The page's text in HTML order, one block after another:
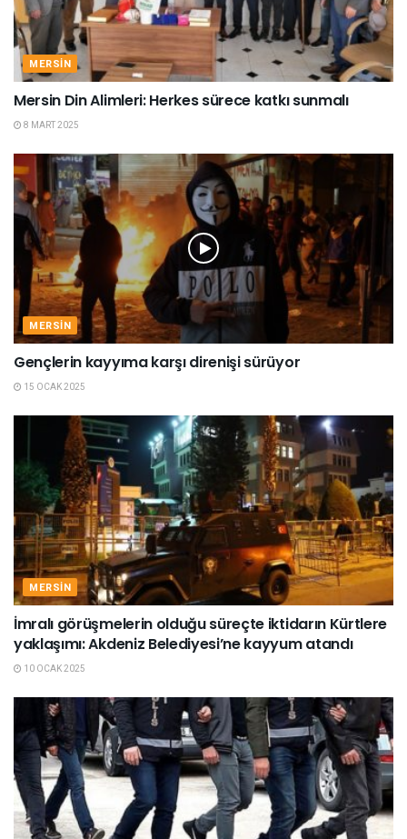
MERSIN
Mersin Din Alimleri: Herkes sürece katkı sunmalı
8 MART 2025
MERSIN
Gençlerin kayyıma karşı direnişi sürüyor
15 OCAK 2025
MERSIN
İmralı görüşmelerin olduğu süreçte iktidarın Kürtlere
yaklaşımı: Akdeniz Belediyesi’ne kayyum atandı
10 OCAK 2025